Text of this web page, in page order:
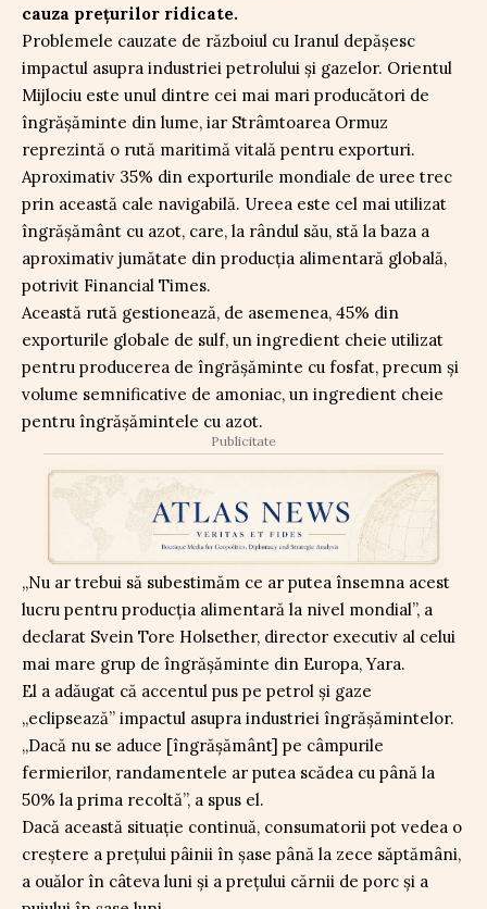
cauza prețurilor ridicate.
Problemele cauzate de războiul cu Iranul depășesc
impactul asupra industriei petrolului și gazelor. Orientul
Mijlociu este unul dintre cei mai mari producători de
îngrășăminte din lume, iar Strâmtoarea Ormuz
reprezintă o rută maritimă vitală pentru exporturi.
Aproximativ 35% din exporturile mondiale de uree trec
prin această cale navigabilă. Ureea este cel mai utilizat
îngrășământ cu azot, care, la rândul său, stă la baza a
aproximativ jumătate din producția alimentară globală,
potrivit Financial Times.
Această rută gestionează, de asemenea, 45% din
exporturile globale de sulf, un ingredient cheie utilizat
pentru producerea de îngrășăminte cu fosfat, precum și
volume semnificative de amoniac, un ingredient cheie
pentru îngrășămintele cu azot.
Publicitate
„Nu ar trebui să subestimăm ce ar putea însemna acest
lucru pentru producția alimentară la nivel mondial”, a
declarat Svein Tore Holsether, director executiv al celui
mai mare grup de îngrășăminte din Europa, Yara.
El a adăugat că accentul pus pe petrol și gaze
„eclipsează” impactul asupra industriei îngrășămintelor.
„Dacă nu se aduce [îngrășământ] pe câmpurile
fermierilor, randamentele ar putea scădea cu până la
50% la prima recoltă”, a spus el.
Dacă această situație continuă, consumatorii pot vedea o
creștere a prețului pâinii în șase până la zece săptămâni,
a ouălor în câteva luni și a prețului cărnii de porc și a